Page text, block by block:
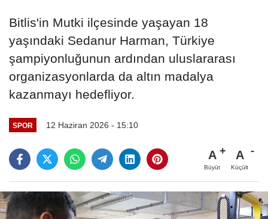
Bitlis'in Mutki ilçesinde yaşayan 18
yaşındaki Sedanur Harman, Türkiye
şampiyonluğunun ardından uluslararası
organizasyonlarda da altın madalya
kazanmayı hedefliyor.
SPOR 12 Haziran 2026 - 15:10
A
Büyüt
A
Küçült